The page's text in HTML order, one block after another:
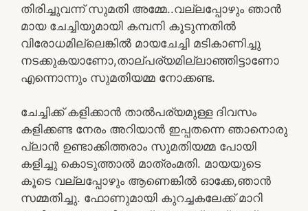
തിരിച്ചുവന്ന് സുമതി അമ്മേ..വല്ലപ്പോഴും ഞാൻ
മായ ചേച്ചിയുമായി കമ്പനി കൂടുന്നതിൽ
വിരോധമില്ലെങ്കിൽ മായചേച്ചി മടികാണിച്ചു
നടക്കുകയാണോ,താല്പര്യമില്ലാഞ്ഞിട്ടാണോ
എന്നൊന്നും സുമതിയമ്മ നോക്കണ്ട.
ചേച്ചിക്ക് കളിക്കാൻ താൽപര്യമുള്ള ദിവസം
കളിക്കണ്ട നേരം അറിയാൻ ഇപ്പതന്നെ ഞാനൊരു
പ്ലാൻ ഉണ്ടാക്കിത്തരാം സുമതിയമ്മ പോയി
കളിച്ചു കൊടുത്താൽ മാത്രംമതി. മായയുടെ
കൂടെ വല്ലപ്പോഴും ആണെങ്കിൽ ഓക്കേ,ഞാൻ
സമ്മതിച്ചു. ഫോണുമായി കുറച്ചകലേക്ക് മാറി